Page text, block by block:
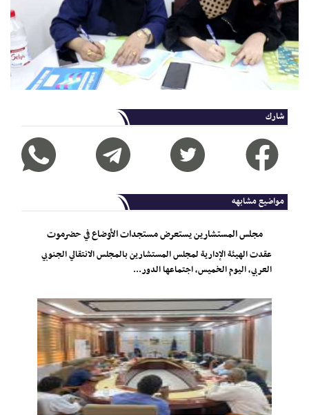
شارك
مواضيع مشابهه
مجلس المستشارين يستعرض مستجدات الأوضاع في حضرموت
عقدت الهيئة الإدارية لمجلس المستشارين بالمجلس الانتقالي الجنوبي
العربي، اليوم الخميس، اجتماعها الدور...